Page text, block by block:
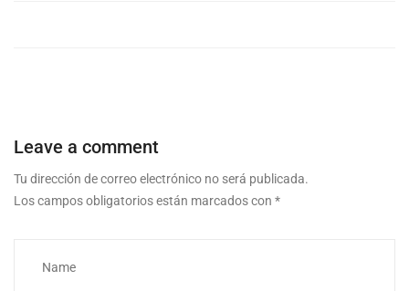
Leave a comment
Tu dirección de correo electrónico no será publicada.
Los campos obligatorios están marcados con *